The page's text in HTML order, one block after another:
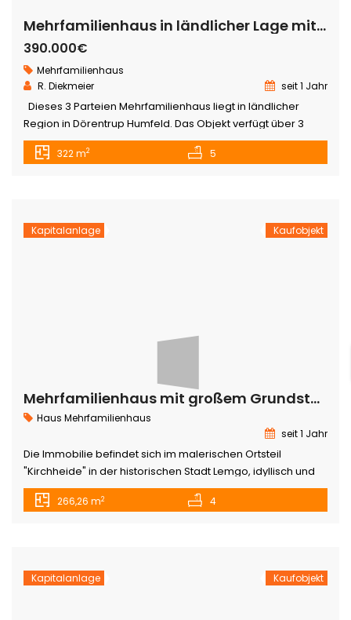
Mehrfamilienhaus in ländlicher Lage mit Pferdewiese
390.000€
Mehrfamilienhaus
R. Diekmeier
seit 1 Jahr
Dieses 3 Parteien Mehrfamilienhaus liegt in ländlicher
Region in Dörentrup Humfeld. Das Objekt verfügt über 3
Mietwohnungen, welche derzeit alle vermietet sind. Diese
Wohnungen haben jeweils einen eigenen Eingang. Auf
welcher […]
322 m2 5
Kapitalanlage Kaufobjekt
Mehrfamilienhaus mit großem Grundstück in Lemgo
Haus Mehrfamilienhaus
seit 1 Jahr
Die Immobilie befindet sich im malerischen Ortsteil
"Kirchheide" in der historischen Stadt Lemgo, idyllisch und
ruhig gelegen inmitten der atemberaubenden
Naturlandschaft des nordrhein-westfälischen Lipperlandes.
in der täglichen Geschwindigkeit des städtischen Lebens
266,26 m2 4
Kapitalanlage Kaufobjekt